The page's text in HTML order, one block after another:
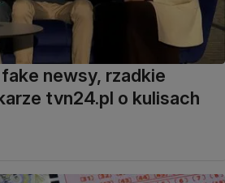
newsy, rzadkie
tvn24.pl o kulisach